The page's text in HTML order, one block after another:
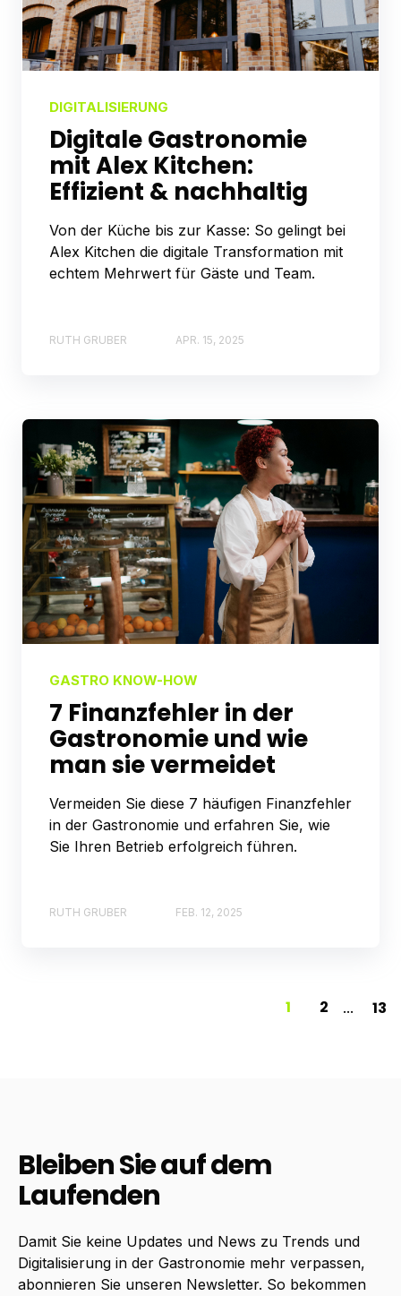
DIGITALISIERUNG
Digitale Gastronomie
mit Alex Kitchen:
Effizient & nachhaltig
Von der Küche bis zur Kasse: So gelingt bei
Alex Kitchen die digitale Transformation mit
echtem Mehrwert für Gäste und Team.
RUTH GRUBER APR. 15, 2025
GASTRO KNOW-HOW
7 Finanzfehler in der
Gastronomie und wie
man sie vermeidet
Vermeiden Sie diese 7 häufigen Finanzfehler
in der Gastronomie und erfahren Sie, wie
Sie Ihren Betrieb erfolgreich führen.
RUTH GRUBER FEB. 12, 2025
1 2 ... 13
Bleiben Sie auf dem
Laufenden
Damit Sie keine Updates und News zu Trends und
Digitalisierung in der Gastronomie mehr verpassen,
abonnieren Sie unseren Newsletter. So bekommen